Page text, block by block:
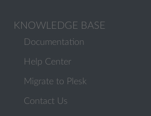
KNOWLEDGE BASE
Documentation
Help Center
Migrate to Plesk
Contact Us